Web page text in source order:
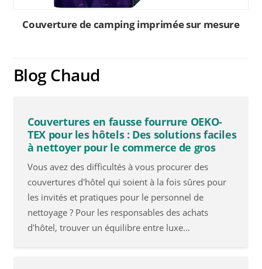
Couverture de camping imprimée sur mesure
Blog Chaud
Couvertures en fausse fourrure OEKO-
TEX pour les hôtels : Des solutions faciles
à nettoyer pour le commerce de gros
Vous avez des difficultés à vous procurer des
couvertures d'hôtel qui soient à la fois sûres pour
les invités et pratiques pour le personnel de
nettoyage ? Pour les responsables des achats
d'hôtel, trouver un équilibre entre luxe…